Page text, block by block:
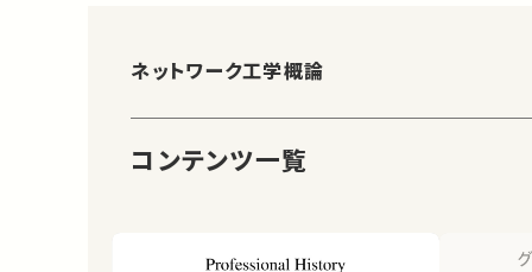
ネットワーク工学概論
コンテンツ一覧